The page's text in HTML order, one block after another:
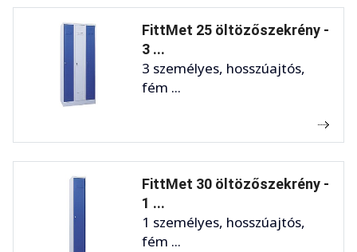
FittMet 25 öltözőszekrény -
3 ...
3 személyes, hosszúajtós,
fém ...
FittMet 30 öltözőszekrény -
1 ...
1 személyes, hosszúajtós,
fém ...